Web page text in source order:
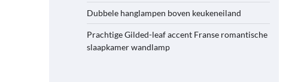
Dubbele hanglampen boven keukeneiland
Prachtige Gilded-leaf accent Franse romantische
slaapkamer wandlamp